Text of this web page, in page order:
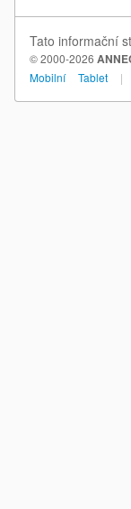
Tato informační
© 2000-2026
Mobilní
Tablet |